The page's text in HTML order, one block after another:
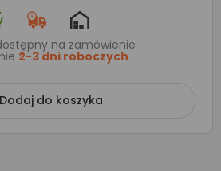
na zamówienie
2-3 dni roboczych
Dodaj do koszyka